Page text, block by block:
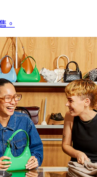
。